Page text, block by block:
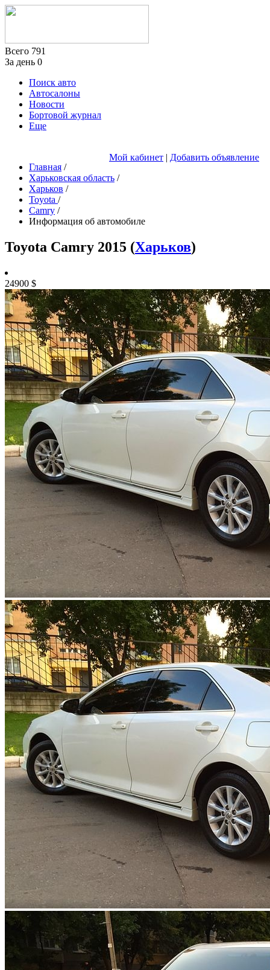
Всего 791
За день 0
Поиск авто
Автосалоны
Новости
Бортовой журнал
Еще
Мой кабинет | Добавить объявление
Главная /
Харьковская область /
Харьков /
Toyota /
Camry /
Информация об автомобиле
Toyota Camry 2015 (Харьков)
24900 $